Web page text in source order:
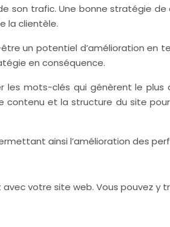
son trafic. Une bonne stratégie
la clientèle.
un potentiel d’amélioration en
en conséquence.
les mots-clés qui génèrent le
contenu et la structure du site
ainsi l’amélioration des
votre site web. Vous pouvez y